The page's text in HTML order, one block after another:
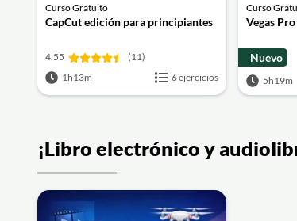
Curso Gratuito
CapCut edición para principiantes
4.55
(11)
1h13m
6 ejercicios
Curso
Vegas
Nuevo
5h19m
¡Libro electrónico y